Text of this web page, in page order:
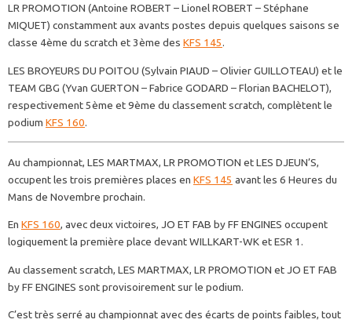
LR PROMOTION (Antoine ROBERT – Lionel ROBERT – Stéphane
MIQUET) constamment aux avants postes depuis quelques saisons se
classe 4ème du scratch et 3ème des KFS 145.
LES BROYEURS DU POITOU (Sylvain PIAUD – Olivier GUILLOTEAU) et le
TEAM GBG (Yvan GUERTON – Fabrice GODARD – Florian BACHELOT),
respectivement 5ème et 9ème du classement scratch, complètent le
podium KFS 160.
Au championnat, LES MARTMAX, LR PROMOTION et LES DJEUN’S,
occupent les trois premières places en KFS 145 avant les 6 Heures du
Mans de Novembre prochain.
En KFS 160, avec deux victoires, JO ET FAB by FF ENGINES occupent
logiquement la première place devant WILLKART-WK et ESR 1.
Au classement scratch, LES MARTMAX, LR PROMOTION et JO ET FAB
by FF ENGINES sont provisoirement sur le podium.
C’est très serré au championnat avec des écarts de points faibles, tout